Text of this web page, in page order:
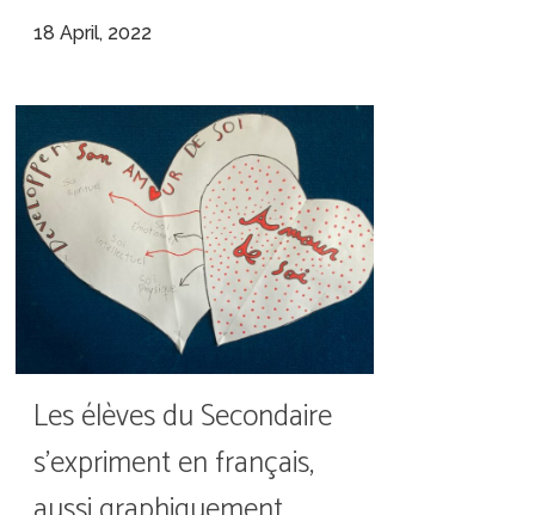
18 April, 2022
Les élèves du Secondaire
s’expriment en français,